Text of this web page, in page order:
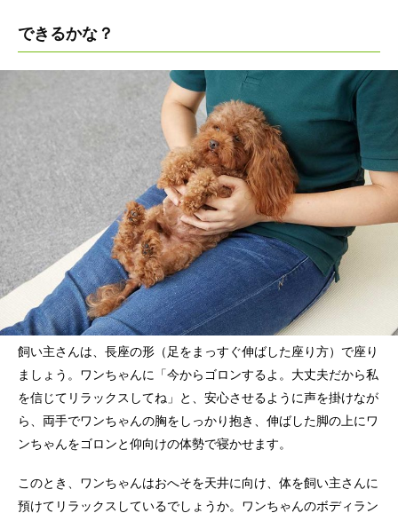
できるかな？
飼い主さんは、長座の形（足をまっすぐ伸ばした座り方）で座り
ましょう。ワンちゃんに「今からゴロンするよ。大丈夫だから私
を信じてリラックスしてね」と、安心させるように声を掛けなが
ら、両手でワンちゃんの胸をしっかり抱き、伸ばした脚の上にワ
ンちゃんをゴロンと仰向けの体勢で寝かせます。
このとき、ワンちゃんはおへそを天井に向け、体を飼い主さんに
預けてリラックスしているでしょうか。ワンちゃんのボディラン